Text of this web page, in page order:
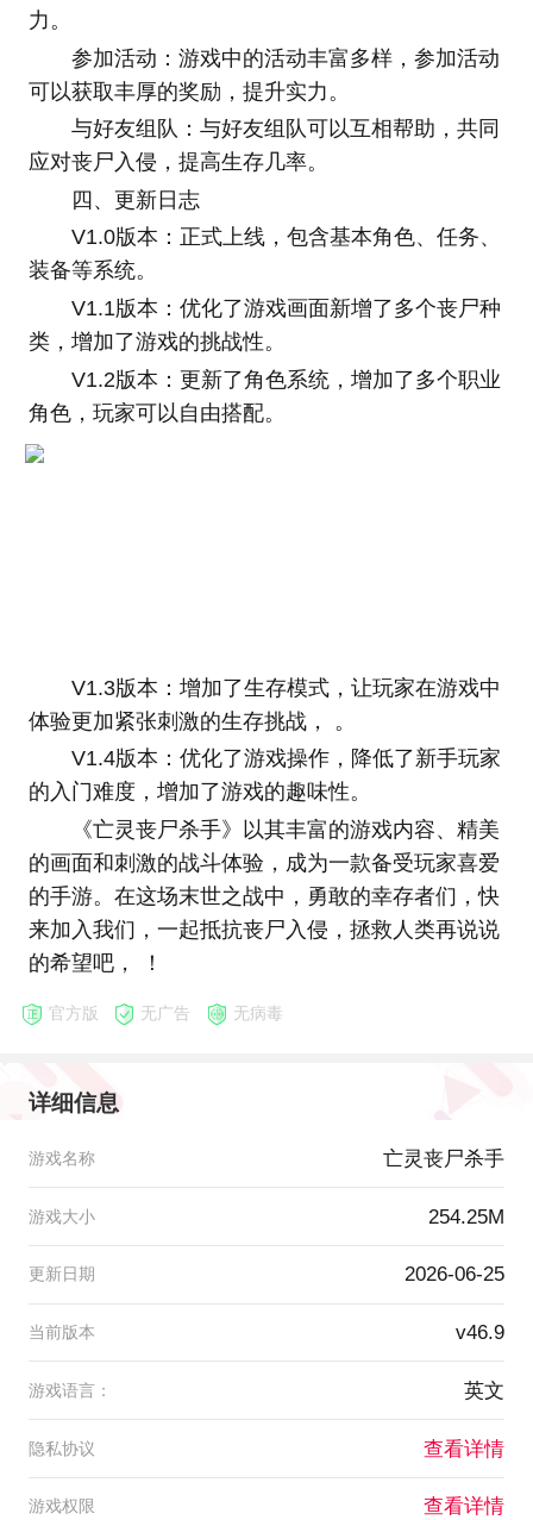
力。
参加活动：游戏中的活动丰富多样，参加活动
可以获取丰厚的奖励，提升实力。
与好友组队：与好友组队可以互相帮助，共同
应对丧尸入侵，提高生存几率。
四、更新日志
V1.0版本：正式上线，包含基本角色、任务、
装备等系统。
V1.1版本：优化了游戏画面新增了多个丧尸种
类，增加了游戏的挑战性。
V1.2版本：更新了角色系统，增加了多个职业
角色，玩家可以自由搭配。
V1.3版本：增加了生存模式，让玩家在游戏中
体验更加紧张刺激的生存挑战， 。
V1.4版本：优化了游戏操作，降低了新手玩家
的入门难度，增加了游戏的趣味性。
《亡灵丧尸杀手》以其丰富的游戏内容、精美
的画面和刺激的战斗体验，成为一款备受玩家喜爱
的手游。在这场末世之战中，勇敢的幸存者们，快
来加入我们，一起抵抗丧尸入侵，拯救人类再说说
的希望吧， ！
官方版 无广告 无病毒
详细信息
游戏名称 亡灵丧尸杀手
游戏大小 254.25M
更新日期 2026-06-25
当前版本 v46.9
游戏语言： 英文
隐私协议 查看详情
游戏权限 查看详情